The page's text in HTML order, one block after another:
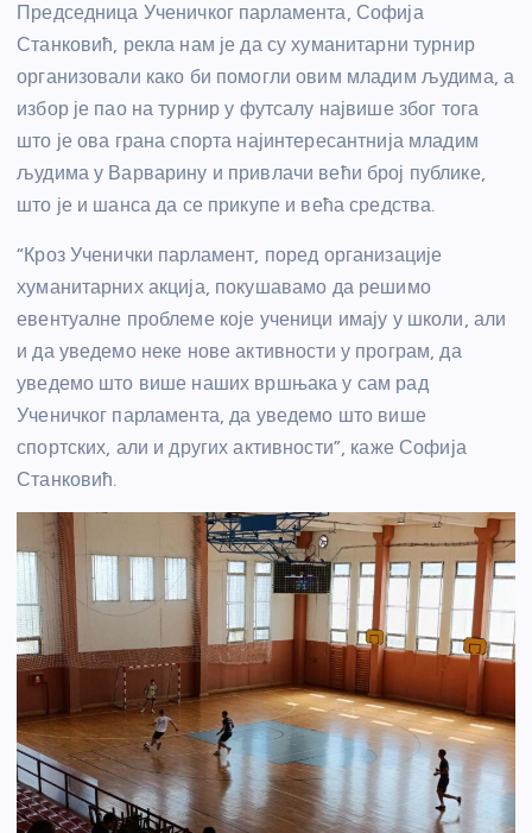
Председница Ученичког парламента, Софија
Станковић, рекла нам је да су хуманитарни турнир
организовали како би помогли овим младим људима, а
избор је пао на турнир у футсалу највише због тога
што је ова грана спорта најинтересантнија младим
људима у Варварину и привлачи већи број публике,
што је и шанса да се прикупе и већа средства.
“Кроз Ученички парламент, поред организације
хуманитарних акција, покушавамо да решимо
евентуалне проблеме које ученици имају у школи, али
и да уведемо неке нове активности у програм, да
уведемо што више наших вршњака у сам рад
Ученичког парламента, да уведемо што више
спортских, али и других активности”, каже Софија
Станковић.